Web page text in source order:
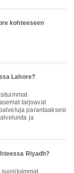
kohteeseen
Lahore?
tarjoavat
parantaaksesi
ja
Riyadh?
suosituimmat